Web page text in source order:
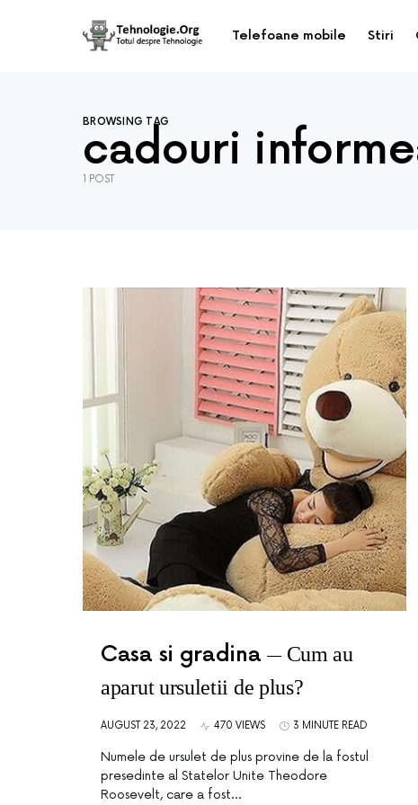
Telefoane mobile Stiri
BROWSING TAG
cadouri
1 POST
Casa si gradina
Cum au
aparut ursuletii de plus?
AUGUST 23, 2022 470 VIEWS 3 MINUTE READ
Numele de ursulet de plus provine de la fostul
presedinte al Statelor Unite Theodore
Roosevelt, care a fost…